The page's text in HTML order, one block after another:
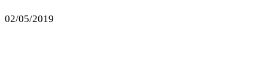
02/05/2019